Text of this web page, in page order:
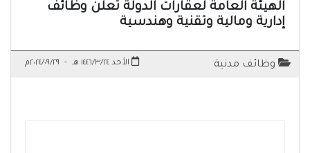
الهيئة العامة لعقارات الدولة تعلن وظائف
إدارية ومالية وتقنية وهندسية
وظائف مدنية الأحد ١٤٤٦/٣/٢٤ هـ - ٢٠٢٤/٠٩/٢٩م